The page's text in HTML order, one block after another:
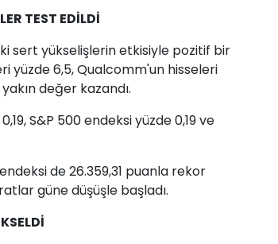
TEST EDİLDİ
sert yükselişlerin etkisiyle pozitif bir
yüzde 6,5, Qualcomm'un hisseleri
değer kazandı.
S&P 500 endeksi yüzde 0,19 ve
de 26.359,31 puanla rekor
güne düşüşle başladı.